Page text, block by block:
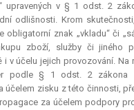
upravených v § 1 odst. 2
odlišnosti. Krom
obligatorní znak „vkladu“ či
zboží, služby či jiného
i v účelu jejich provozování.
podle § 1 odst. 2 zákona
účelem zisku z této činnosti,
za účelem podpory